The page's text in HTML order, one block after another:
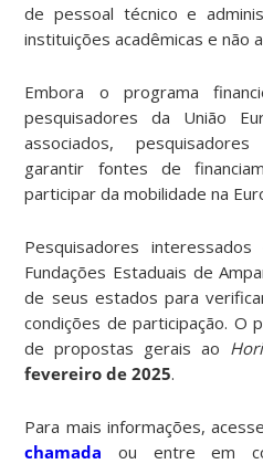
de pessoal técnico e
instituições acadêmicas e não
Embora o programa
pesquisadores da União
associados,
garantir fontes de
participar da mobilidade na
Pesquisadores
Fundações Estaduais de
de seus estados para
condições de participação. O
de propostas gerais ao
fevereiro de 2025.
Para mais informações,
chamada ou entre em